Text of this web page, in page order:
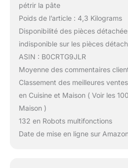
pétrir la pâte
Poids de l’article : 4,3 Kilograms
Disponibilité des pièces
indisponible sur les pièces
ASIN : B0CRTG9JLR
Moyenne des commentaires
Classement des meilleures
en Cuisine et Maison ( Voir les
Maison )
132 en Robots multifonctions
Date de mise en ligne sur